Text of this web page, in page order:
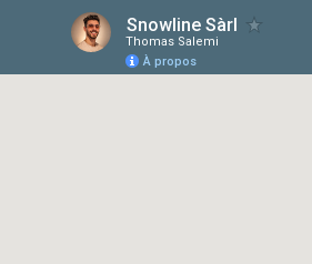
Snowline Sàrl
Thomas Salemi
À propos